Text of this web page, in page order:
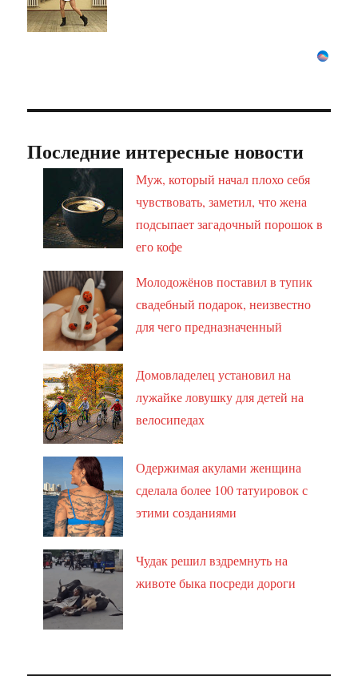
Последние интересные новости
Муж, который начал плохо себя
чувствовать, заметил, что жена
подсыпает загадочный порошок в
его кофе
Молодожёнов поставил в тупик
свадебный подарок, неизвестно
для чего предназначенный
Домовладелец установил на
лужайке ловушку для детей на
велосипедах
Одержимая акулами женщина
сделала более 100 татуировок с
этими созданиями
Чудак решил вздремнуть на
животе быка посреди дороги